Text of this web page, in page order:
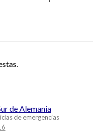
de Alemania
de emergencias